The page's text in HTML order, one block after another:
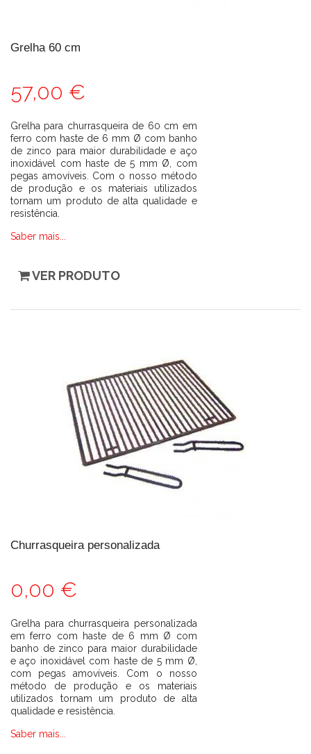
Grelha 60 cm
57,00 €
Grelha para churrasqueira de 60 cm em
ferro com haste de 6 mm Ø com banho
de zinco para maior durabilidade e aço
inoxidável com haste de 5 mm Ø, com
pegas amovíveis. Com o nosso método
de produção e os materiais utilizados
tornam um produto de alta qualidade e
resistência.
Saber mais...
VER PRODUTO
Churrasqueira personalizada
0,00 €
Grelha para churrasqueira personalizada
em ferro com haste de 6 mm Ø com
banho de zinco para maior durabilidade
e aço inoxidável com haste de 5 mm Ø,
com pegas amovíveis. Com o nosso
método de produção e os materiais
utilizados tornam um produto de alta
qualidade e resistência.
Saber mais...